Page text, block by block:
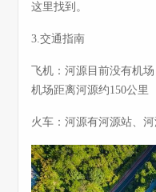
这里找到。
3.交通指南
飞机：河源目前没有机
机场距离河源约150公里
火车：河源有河源站、